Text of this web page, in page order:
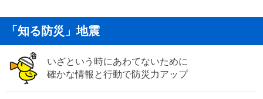
「知る防災」地震
いざという時にあわてないために
確かな情報と行動で防災力アップ